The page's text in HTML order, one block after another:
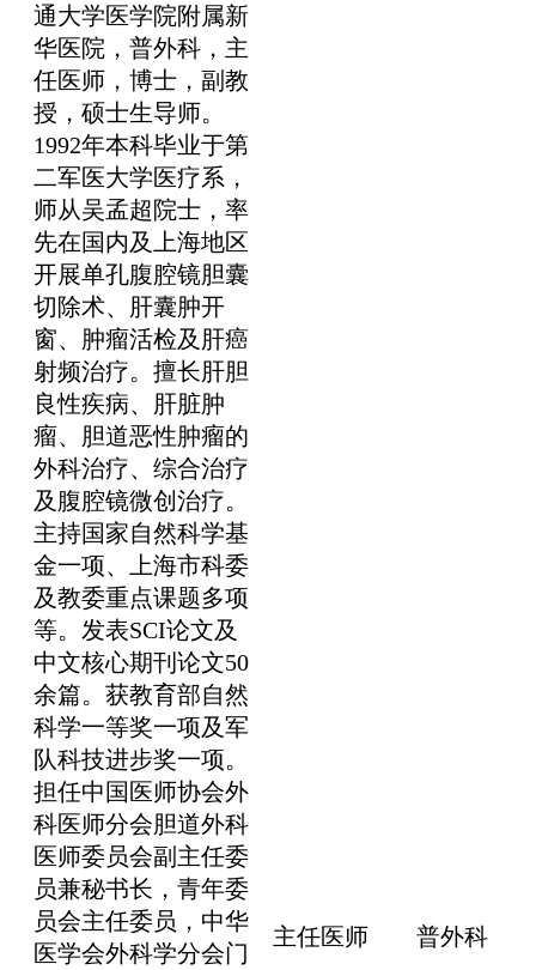
通大学医学院附属新
华医院，普外科，主
任医师，博士，副教
授，硕士生导师。
1992年本科毕业于第
二军医大学医疗系，
师从吴孟超院士，率
先在国内及上海地区
开展单孔腹腔镜胆囊
切除术、肝囊肿开
窗、肿瘤活检及肝癌
射频治疗。擅长肝胆
良性疾病、肝脏肿
瘤、胆道恶性肿瘤的
外科治疗、综合治疗
及腹腔镜微创治疗。
主持国家自然科学基
金一项、上海市科委
及教委重点课题多项
等。发表SCI论文及
中文核心期刊论文50
余篇。获教育部自然
科学一等奖一项及军
队科技进步奖一项。
担任中国医师协会外
科医师分会胆道外科
医师委员会副主任委
员兼秘书长，青年委
员会主任委员，中华
医学会外科学分会门
主任医师 普外科